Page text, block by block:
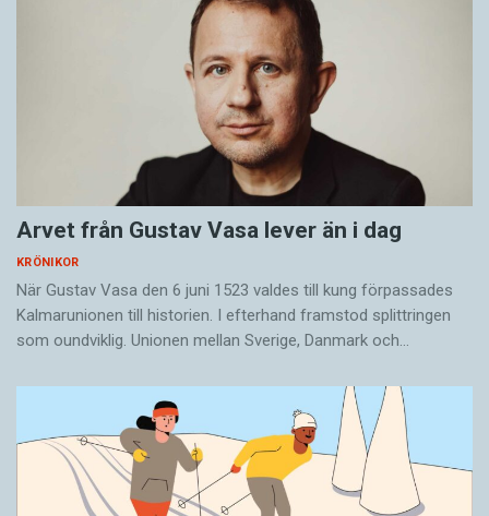
Arvet från Gustav Vasa lever än i dag
KRÖNIKOR
När Gustav Vasa den 6 juni 1523 ­valdes till kung förpassades
Kalmar­unionen till historien. I efterhand framstod splittringen
som ound­viklig. ­Unionen ­mellan Sverige, Danmark och…